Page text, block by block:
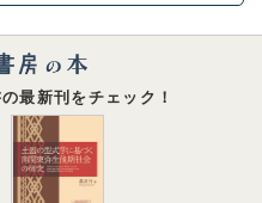
最新刊をチェック！